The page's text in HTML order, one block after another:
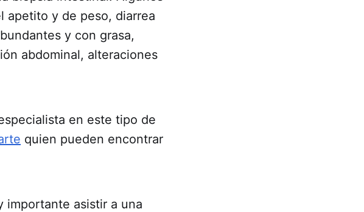
apetito y de peso, diarrea
y con grasa,
abdominal, alteraciones
en este tipo de
quien pueden encontrar
importante asistir a una